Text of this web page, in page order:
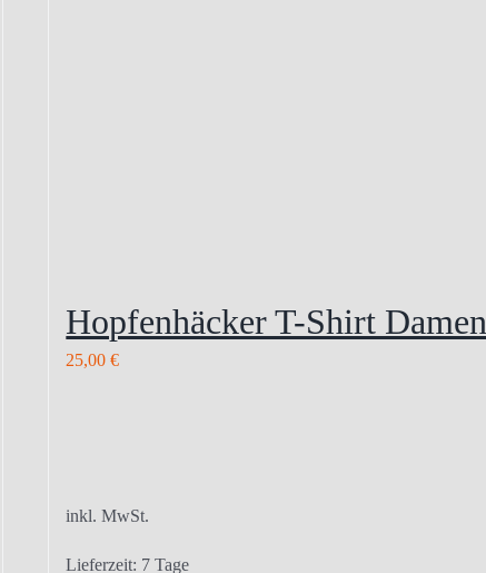
Hopfenhäcker T-Shirt Damen
25,00€
inkl. MwSt.
Lieferzeit: 7 Tage